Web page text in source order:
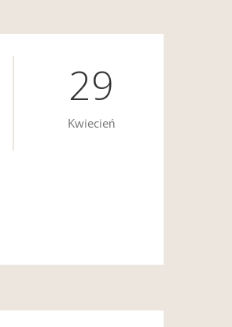
29
Kwiecień